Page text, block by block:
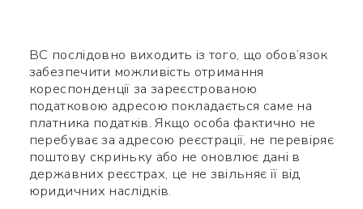
ВС послідовно виходить із того, що обов’язок
забезпечити можливість отримання
кореспонденції за зареєстрованою
податковою адресою покладається саме на
платника податків. Якщо особа фактично не
перебуває за адресою реєстрації, не перевіряє
поштову скриньку або не оновлює дані в
державних реєстрах, це не звільняє її від
юридичних наслідків.